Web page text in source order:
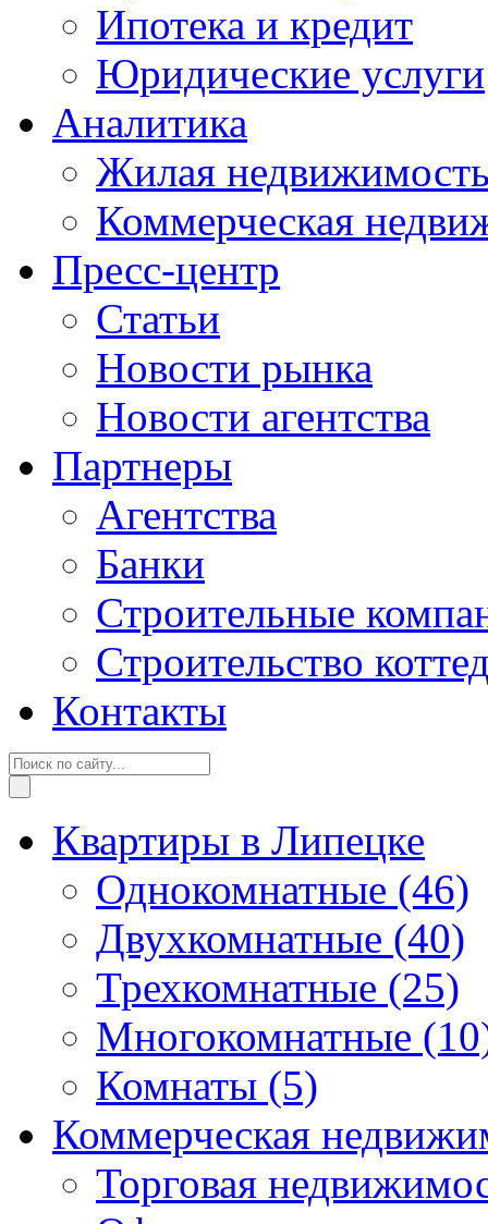
Ипотека и кредит
Юридические услуги
Аналитика
Жилая
Коммерческая
Пресс-центр
Статьи
Новости рынка
Новости агентства
Партнеры
Агентства
Банки
Строительные
Строительство
Контакты
Квартиры в Липецке
Однокомнатные (46)
Двухкомнатные (40)
Трехкомнатные (25)
Многокомнатные
Комнаты (5)
Коммерческая
Торговая